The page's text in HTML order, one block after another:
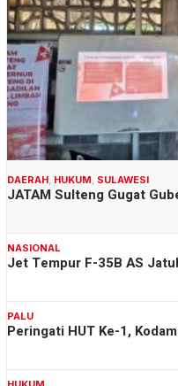
DAERAH, HUKUM, SULAWESI
JATAM Sulteng Gugat
NASIONAL
Jet Tempur F-35B AS
PALU
Peringati HUT Ke-1,